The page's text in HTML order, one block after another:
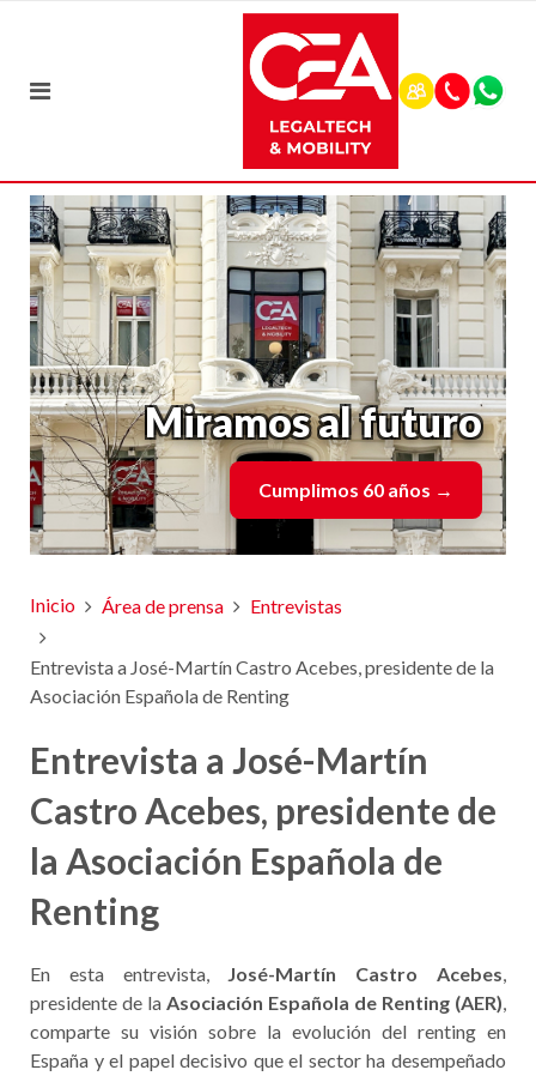
Miramos al futuro
Cumplimos 60 años →
Inicio Área de prensa Entrevistas
Entrevista a José-Martín Castro Acebes, presidente de la
Asociación Española de Renting
Entrevista a José-Martín
Castro Acebes, presidente de
la Asociación Española de
Renting
En esta entrevista, José-Martín Castro Acebes,
presidente de la Asociación Española de Renting (AER),
comparte su visión sobre la evolución del renting en
España y el papel decisivo que el sector ha desempeñado